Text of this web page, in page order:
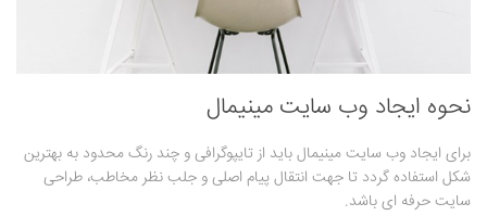
نحوه ایجاد وب سایت مینیمال
برای ایجاد وب سایت مینیمال باید از تایپوگرافی و چند رنگ محدود به بهترین
شکل استفاده گردد تا جهت انتقال پیام اصلی و جلب نظر مخاطب، طراحی
سایت حرفه ای باشد.